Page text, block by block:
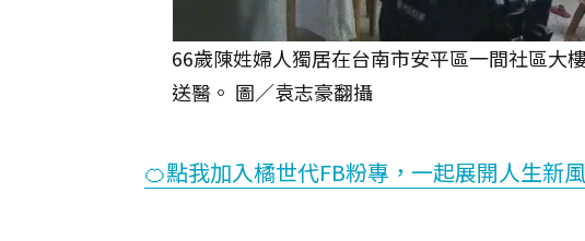
66歲陳姓婦人獨居在台南市安平區一間社區大
送醫。 圖／袁志豪翻攝
🍊點我加入橘世代FB粉專，一起展開人生新